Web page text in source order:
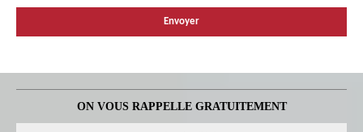
ON VOUS RAPPELLE GRATUITEMENT